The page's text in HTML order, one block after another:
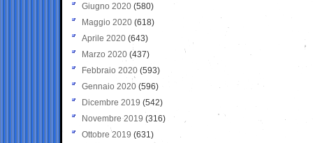
Giugno 2020 (580)
Maggio 2020 (618)
Aprile 2020 (643)
Marzo 2020 (437)
Febbraio 2020 (593)
Gennaio 2020 (596)
Dicembre 2019 (542)
Novembre 2019 (316)
Ottobre 2019 (631)